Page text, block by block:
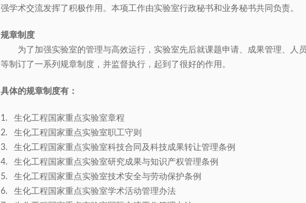
强学术交流发挥了积极作用。本项工作由实验室行政秘书和业务秘书共同负责。
规章制度
为了加强实验室的管理与高效运行，实验室先后就课题申请、成果管理、人
等制订了一系列规章制度，并监督执行，起到了很好的作用。
具体的规章制度有：
1. 生化工程国家重点实验室章程
2. 生化工程国家重点实验室职工守则
3. 生化工程国家重点实验室科技合同及科技成果转让管理条例
4. 生化工程国家重点实验室研究成果与知识产权管理条例
5. 生化工程国家重点实验室技术安全与劳动保护条例
6. 生化工程国家重点实验室学术活动管理办法